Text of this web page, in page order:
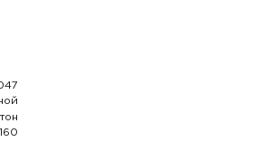
160